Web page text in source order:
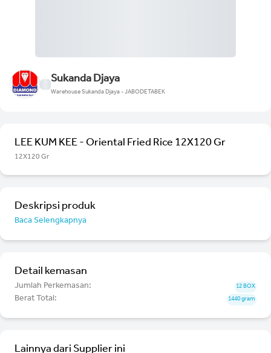
Sukanda Djaya
Warehouse Sukanda Djaya - JABODETABEK
LEE KUM KEE - Oriental Fried Rice 12X120 Gr
12X120 Gr
Deskripsi produk
Baca Selengkapnya
Detail kemasan
Jumlah Perkemasan: 12 BOX
Berat Total: 1440 gram
Lainnya dari Supplier ini